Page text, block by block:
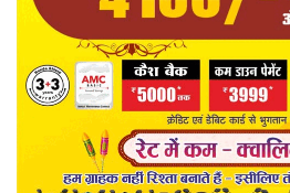
मैगज़ीन की लेख
प्रमुख खबर
Language